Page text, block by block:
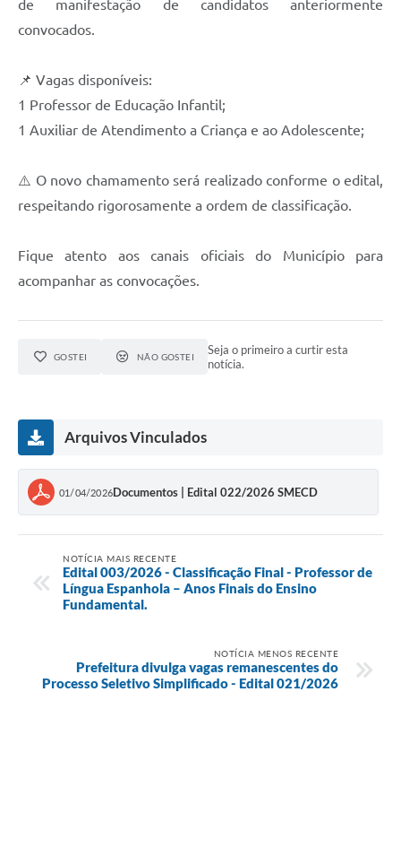
de manifestação de candidatos anteriormente
convocados.
📌 Vagas disponíveis:
1 Professor de Educação Infantil;
1 Auxiliar de Atendimento a Criança e ao Adolescente;
⚠️ O novo chamamento será realizado conforme o edital,
respeitando rigorosamente a ordem de classificação.
Fique atento aos canais oficiais do Município para
acompanhar as convocações.
GOSTEI NÃO GOSTEI
Seja o primeiro a curtir esta
notícia.
Arquivos Vinculados
01/04/2026Documentos | Edital 022/2026 SMECD
NOTÍCIA MAIS RECENTE
Edital 003/2026 - Classificação Final - Professor de
Língua Espanhola – Anos Finais do Ensino
Fundamental.
NOTÍCIA MENOS RECENTE
Prefeitura divulga vagas remanescentes do
Processo Seletivo Simplificado - Edital 021/2026